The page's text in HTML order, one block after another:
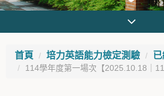
首頁 培力英語能力檢定測驗
114學年度第一場次【2025.10.18｜